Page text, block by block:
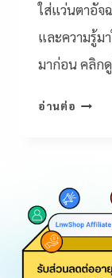
ใส่แว่นตาอัจ
และความรู้ม
มาก่อน คลิก
อ่านต่อ